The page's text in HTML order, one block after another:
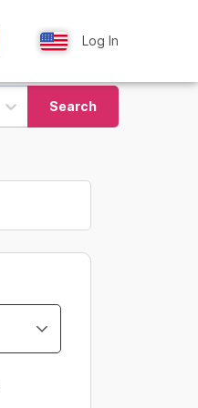
Log In
Search